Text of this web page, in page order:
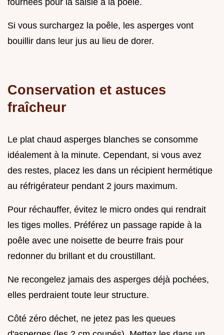
fournées pour la saisie à la poêle.
Si vous surchargez la poêle, les asperges vont
bouillir dans leur jus au lieu de dorer.
Conservation et astuces
fraîcheur
Le plat chaud asperges blanches se consomme
idéalement à la minute. Cependant, si vous avez
des restes, placez les dans un récipient hermétique
au réfrigérateur pendant 2 jours maximum.
Pour réchauffer, évitez le micro ondes qui rendrait
les tiges molles. Préférez un passage rapide à la
poêle avec une noisette de beurre frais pour
redonner du brillant et du croustillant.
Ne recongelez jamais des asperges déjà pochées,
elles perdraient toute leur structure.
Côté zéro déchet, ne jetez pas les queues